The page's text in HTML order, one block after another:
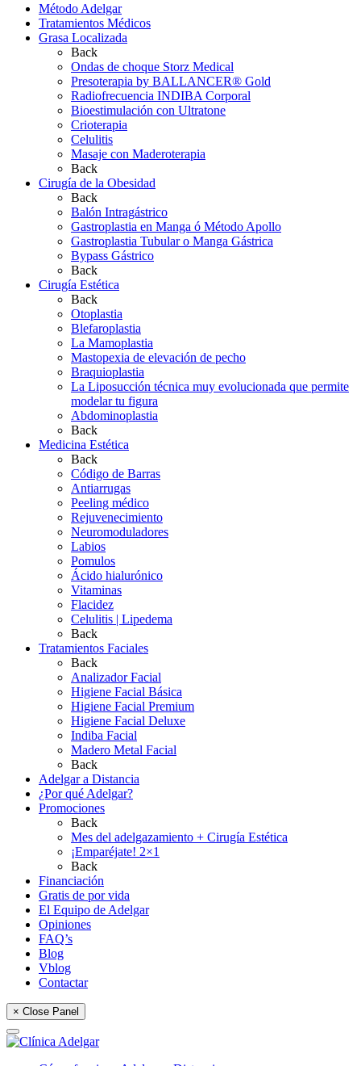
Método Adelgar
Tratamientos Médicos
Grasa Localizada
Back
Ondas de choque Storz Medical
Presoterapia by BALLANCER® Gold
Radiofrecuencia INDIBA Corporal
Bioestimulación con Ultratone
Crioterapia
Celulitis
Masaje con Maderoterapia
Back
Cirugía de la Obesidad
Back
Balón Intragástrico
Gastroplastia en Manga ó Método Apollo
Gastroplastia Tubular o Manga Gástrica
Bypass Gástrico
Back
Cirugía Estética
Back
Otoplastia
Blefaroplastia
La Mamoplastia
Mastopexia de elevación de pecho
Braquioplastia
La Liposucción técnica muy evolucionada que permite
modelar tu figura
Abdominoplastia
Back
Medicina Estética
Back
Código de Barras
Antiarrugas
Peeling médico
Rejuvenecimiento
Neuromoduladores
Labios
Pomulos
Ácido hialurónico
Vitaminas
Flacidez
Celulitis | Lipedema
Back
Tratamientos Faciales
Back
Analizador Facial
Higiene Facial Básica
Higiene Facial Premium
Higiene Facial Deluxe
Indiba Facial
Madero Metal Facial
Back
Adelgar a Distancia
¿Por qué Adelgar?
Promociones
Back
Mes del adelgazamiento + Cirugía Estética
¡Emparéjate! 2×1
Back
Financiación
Gratis de por vida
El Equipo de Adelgar
Opiniones
FAQ’s
Blog
Vblog
Contactar
× Close Panel